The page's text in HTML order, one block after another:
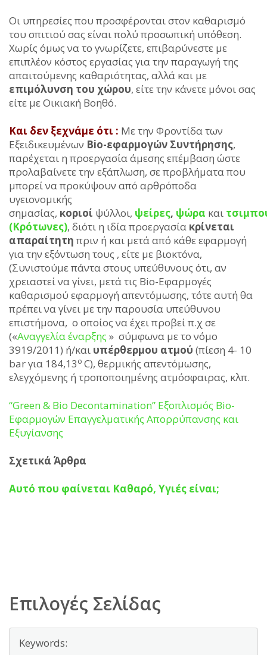
Οι υπηρεσίες που προσφέρονται στον καθαρισμό
του σπιτιού σας είναι πολύ προσωπική υπόθεση.
Χωρίς όμως να το γνωρίζετε, επιβαρύνεστε με
επιπλέον κόστος εργασίας για την παραγωγή της
απαιτούμενης καθαριότητας, αλλά και με
επιμόλυνση του χώρου, είτε την κάνετε μόνοι σας
είτε με Οικιακή Βοηθό.
Και δεν ξεχνάμε ότι : Με την Φροντίδα των
Εξειδικευμένων Bio-εφαρμογών Συντήρησης,
παρέχεται η προεργασία άμεσης επέμβαση ώστε
προλαβαίνετε την εξάπλωση, σε προβλήματα που
μπορεί να προκύψουν από αρθρόποδα
υγειονομικής
σημασίας, κοριοί ψύλλοι, ψείρες, ψώρα και
(Κρότωνες), διότι η ιδία προεργασία κρίνεται
απαραίτητη πριν ή και μετά από κάθε εφαρμογή
για την εξόντωση τους , είτε με βιοκτόνα,
(Συνιστούμε πάντα στους υπεύθυνους ότι, αν
χρειαστεί να γίνει, μετά τις Bio-Εφαρμογές
καθαρισμού εφαρμογή απεντόμωσης, τότε αυτή θα
πρέπει να γίνει με την παρουσία υπεύθυνου
επιστήμονα, ο οποίος να έχει προβεί π.χ σε
(«Αναγγελία έναρξης » σύμφωνα με το νόμο
3919/2011) ή/και υπέρθερμου ατμού (πίεση 4- 10
bar για 184,13ο C), θερμικής απεντόμωσης,
ελεγχόμενης ή τροποποιημένης ατμόσφαιρας, κλπ.
“Green & Bio Decontamination” Εξοπλισμός Bio-
Εφαρμογών Επαγγελματικής Απορρύπανσης και
Εξυγίανσης
Σχετικά Άρθρα
Αυτό που φαίνεται Καθαρό, Υγιές είναι;
Επιλογές Σελίδας